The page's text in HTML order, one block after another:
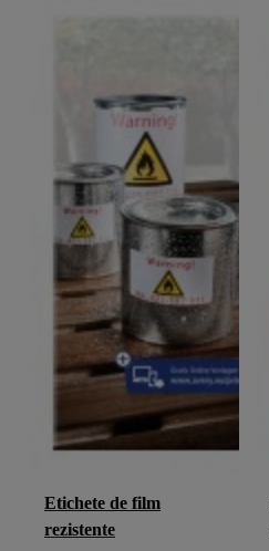
Etichete de film
rezistente